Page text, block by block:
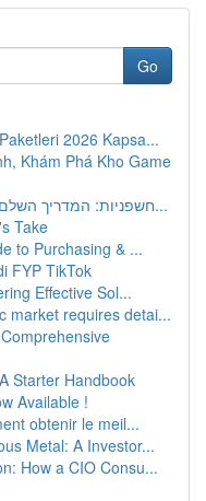
Go
2026 Kapsa...
Khám Phá Kho Game
חשפניות: המדריך השלם לחגיגת מסיבת רווקים בלתי נ...
Take
to Purchasing & ...
FYP TikTok
Effective Sol...
market requires detai...
Starter Handbook
Available !
obtenir le meil...
Metal: A Investor...
How a CIO Consu...